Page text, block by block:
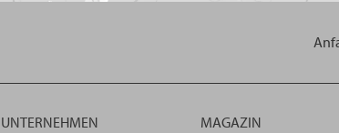
UNTERNEHMEN MAGAZIN